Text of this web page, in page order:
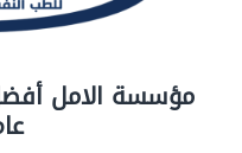
مؤسسة الامل
عام